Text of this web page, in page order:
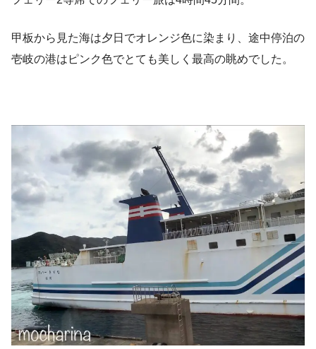
甲板から見た海は夕日でオレンジ色に染まり、途中停泊の
壱岐の港はピンク色でとても美しく最高の眺めでした。